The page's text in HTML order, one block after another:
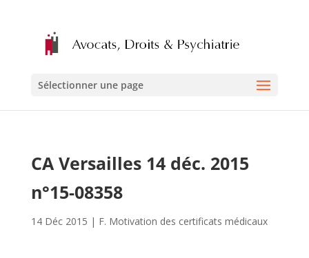
Sélectionner une page
CA Versailles 14 déc. 2015
n°15-08358
14 Déc 2015 | F. Motivation des certificats médicaux